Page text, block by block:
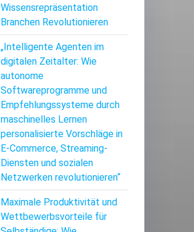
Wissensrepräsentation
Branchen Revolutionieren
„Intelligente Agenten im
digitalen Zeitalter: Wie
autonome
Softwareprogramme und
Empfehlungssysteme durch
maschinelles Lernen
personalisierte Vorschläge in
E-Commerce, Streaming-
Diensten und sozialen
Netzwerken revolutionieren“
Maximale Produktivität und
Wettbewerbsvorteile für